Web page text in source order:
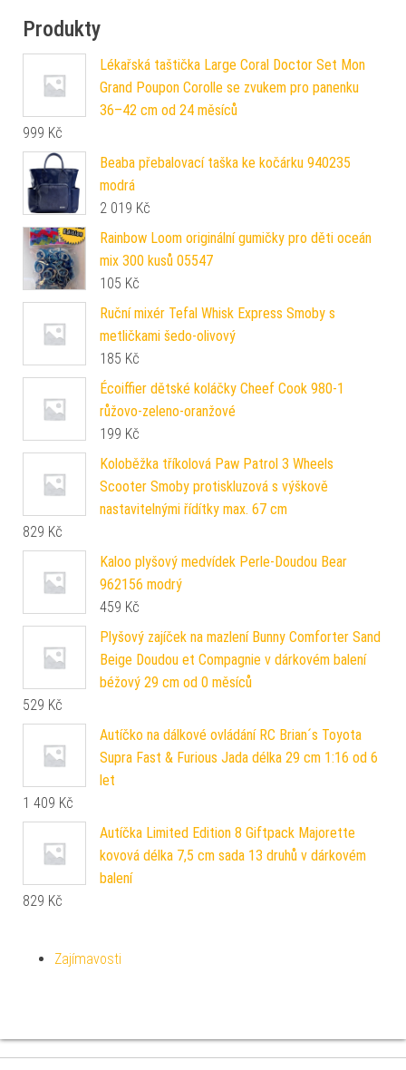
Produkty
Lékařská taštička Large Coral Doctor Set Mon
Grand Poupon Corolle se zvukem pro panenku
36–42 cm od 24 měsíců
999 Kč
Beaba přebalovací taška ke kočárku 940235
modrá
2 019 Kč
Rainbow Loom originální gumičky pro děti oceán
mix 300 kusů 05547
105 Kč
Ruční mixér Tefal Whisk Express Smoby s
metličkami šedo-olivový
185 Kč
Écoiffier dětské koláčky Cheef Cook 980-1
růžovo-zeleno-oranžové
199 Kč
Koloběžka tříkolová Paw Patrol 3 Wheels
Scooter Smoby protiskluzová s výškově
nastavitelnými řídítky max. 67 cm
829 Kč
Kaloo plyšový medvídek Perle-Doudou Bear
962156 modrý
459 Kč
Plyšový zajíček na mazlení Bunny Comforter Sand
Beige Doudou et Compagnie v dárkovém balení
béžový 29 cm od 0 měsíců
529 Kč
Autíčko na dálkové ovládání RC Brian´s Toyota
Supra Fast & Furious Jada délka 29 cm 1:16 od 6
let
1 409 Kč
Autíčka Limited Edition 8 Giftpack Majorette
kovová délka 7,5 cm sada 13 druhů v dárkovém
balení
829 Kč
Zajímavosti